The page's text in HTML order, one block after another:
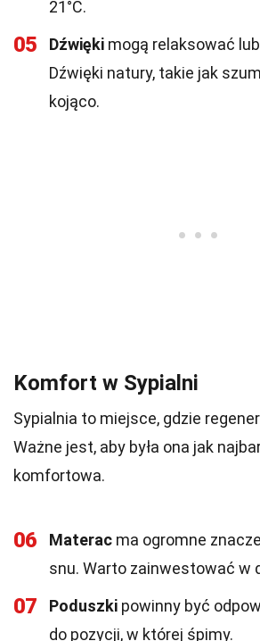
21°C.
05 Dźwięki mogą relaksować
Dźwięki natury, takie jak
kojąco.
Komfort w Sypialni
Sypialnia to miejsce, gdzie
Ważne jest, aby była ona jak
komfortowa.
06 Materac ma ogromne
snu. Warto zainwestować w
07 Poduszki powinny być
do pozycji, w której śpimy.